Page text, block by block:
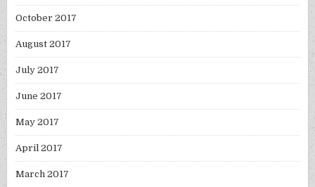
October 2017
August 2017
July 2017
June 2017
May 2017
April 2017
March 2017